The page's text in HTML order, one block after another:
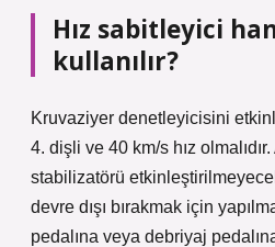
Hız sabitleyici
kullanılır?
Kruvaziyer denetleyicisini
4. dişli ve 40 km/s hız
stabilizatörü
devre dışı bırakmak için
pedalına veya debriyaj